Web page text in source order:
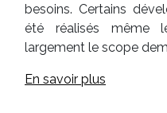
besoins. Certains
été réalisés même
largement le scope
En savoir plus